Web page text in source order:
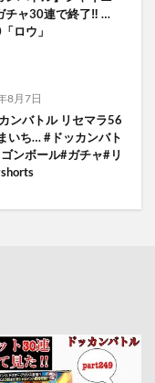
チャ30連で終了‼︎ …
ロウ」
8月7日
ンバトル リセマラ56
いち… #ドッカンバト
ンボール#ガチャ#リ